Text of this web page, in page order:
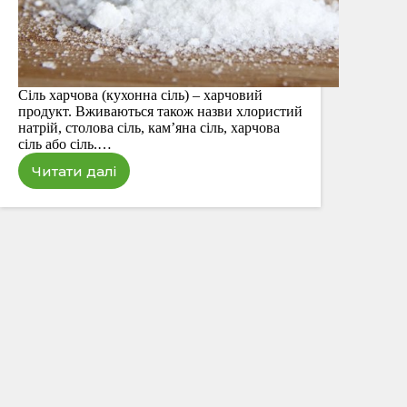
Сіль харчова (кухонна сіль) – харчовий
продукт. Вживаються також назви хлористий
натрій, столова сіль, кам’яна сіль, харчова
сіль або сіль.…
Читати далі
Сіль